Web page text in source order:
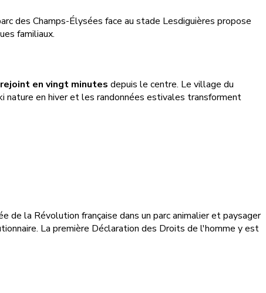
des Champs-Élysées face au stade Lesdiguières propose
familiaux.
en vingt minutes depuis le centre. Le village du
en hiver et les randonnées estivales transforment
de la Révolution française dans un parc animalier et paysager
La première Déclaration des Droits de l'homme y est